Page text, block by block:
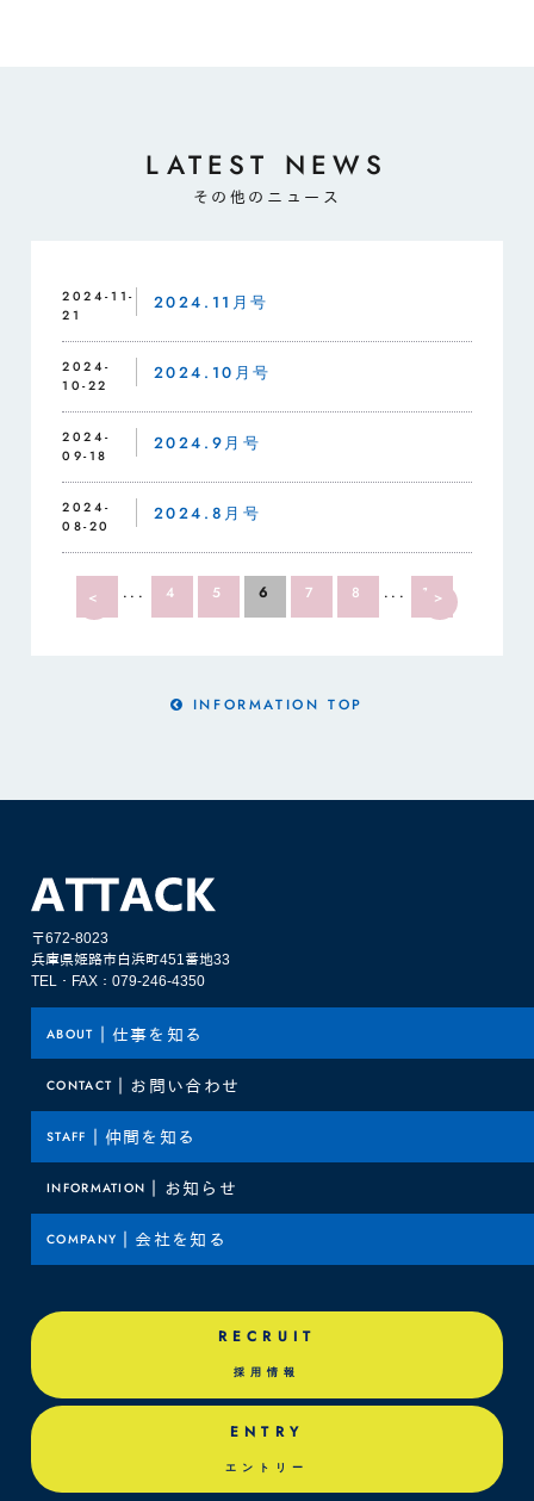
LATEST NEWS
その他のニュース
2024-11-
21
2024.11月号
2024-
10-22
2024.10月号
2024-
09-18
2024.9月号
2024-
08-20
2024.8月号
<1 ... 4 5 6 7 8 ... 12>
INFORMATION TOP
〒672-8023
兵庫県姫路市白浜町451番地33
TEL・FAX：079-246-4350
ABOUT 仕事を知る
CONTACT お問い合わせ
STAFF 仲間を知る
INFORMATION お知らせ
COMPANY 会社を知る
RECRUIT
採用情報
ENTRY
エントリー